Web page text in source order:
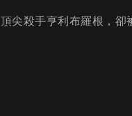
頂尖殺手亨利布羅根，卻